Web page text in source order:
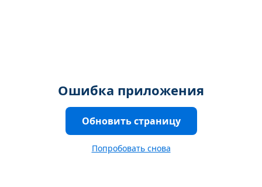
Ошибка приложения
Обновить страницу
Попробовать снова